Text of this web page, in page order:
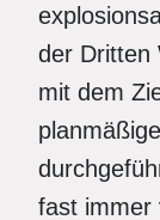
der Dritten
mit dem
fast immer